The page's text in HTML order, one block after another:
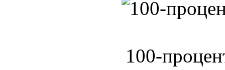
100-